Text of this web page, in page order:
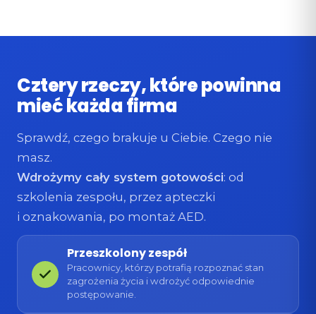
Cztery rzeczy, które powinna
mieć każda firma
Sprawdź, czego brakuje u Ciebie. Czego nie
masz.
Wdrożymy cały system gotowości: od
szkolenia zespołu, przez apteczki
i oznakowania, po montaż AED.
Przeszkolony zespół
Pracownicy, którzy potrafią rozpoznać stan
zagrożenia życia i wdrożyć odpowiednie
postępowanie.